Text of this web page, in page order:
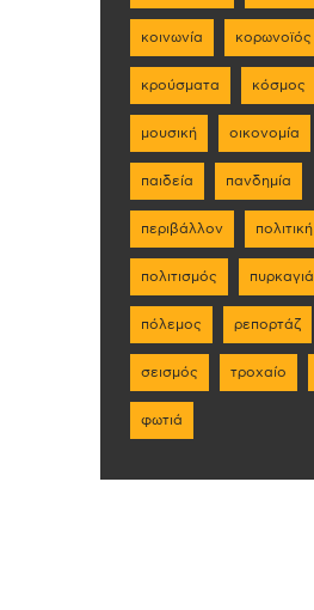
κοινωνία κορωνοϊός
κρούσματα κόσμος
μουσική οικονομία
παιδεία πανδημία
περιβάλλον πολιτική
πολιτισμός πυρκαγιά
πόλεμος ρεπορτάζ
σεισμός τροχαίο
φωτιά